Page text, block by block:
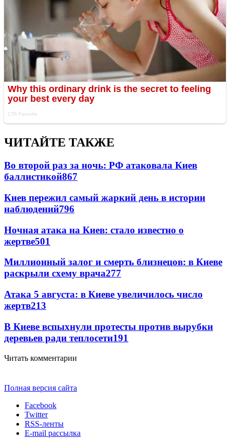
ЧИТАЙТЕ ТАКЖЕ
Во второй раз за ночь: РФ атаковала Киев
баллистикой867
Киев пережил самый жаркий день в истории
наблюдений796
Ночная атака на Киев: стало известно о
жертве501
Миллионный залог и смерть близнецов: в Киеве
раскрыли схему врача277
Атака 5 августа: в Киеве увеличилось число
жертв213
В Киеве вспыхнули протесты против вырубки
деревьев ради теплосети191
Читать комментарии
Полная версия сайта
Facebook
Twitter
RSS-ленты
E-mail рассылка